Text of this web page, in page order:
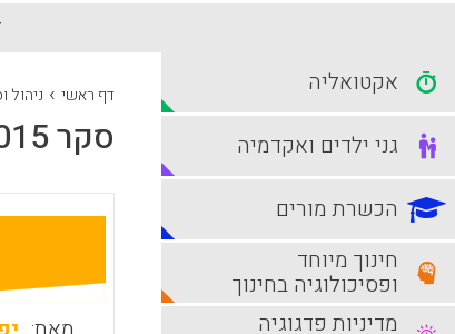
דף ראשי › ניהול
סקר Ithaka S+R 2015, הסגל האקדמי – תקשורות מדעית ושימוש במידע
אקטואליה
גני ילדים ואקדמיה
הכשרת מורים
חינוך מיוחד
ופסיכולוגיה בחינוך
מדיניות פדגוגיה